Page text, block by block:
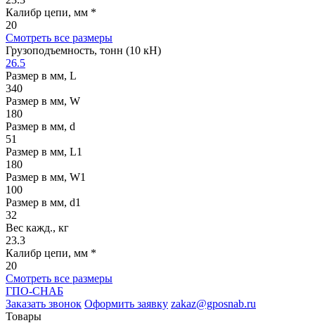
Калибр цепи, мм *
20
Смотреть все размеры
Грузоподъемность, тонн (10 кН)
26.5
Размер в мм, L
340
Размер в мм, W
180
Размер в мм, d
51
Размер в мм, L1
180
Размер в мм, W1
100
Размер в мм, d1
32
Вес кажд., кг
23.3
Калибр цепи, мм *
20
Смотреть все размеры
ГПО-СНАБ
Заказать звонок Оформить заявку zakaz@gposnab.ru
Товары